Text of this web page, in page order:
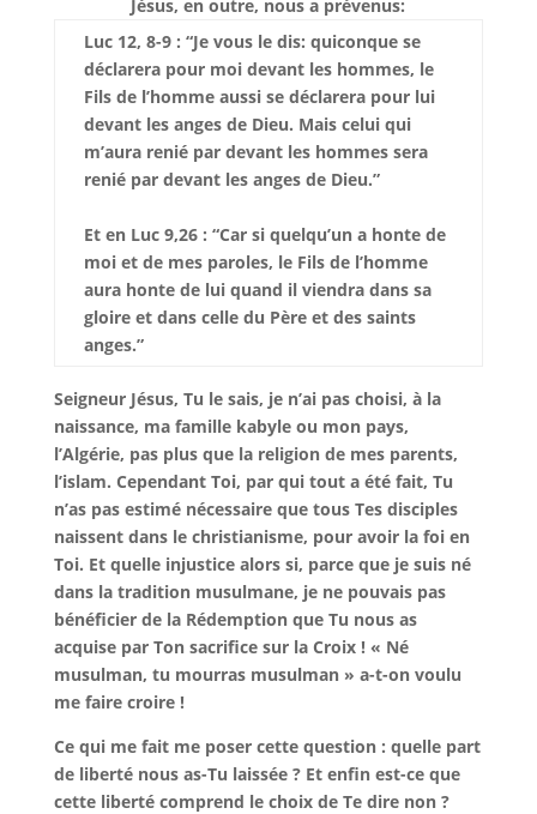
Jésus, en outre, nous a prévenus:
Luc 12, 8-9 : “Je vous le dis: quiconque se
déclarera pour moi devant les hommes, le
Fils de l’homme aussi se déclarera pour lui
devant les anges de Dieu. Mais celui qui
m’aura renié par devant les hommes sera
renié par devant les anges de Dieu.”
Et en Luc 9,26 : “Car si quelqu’un a honte de
moi et de mes paroles, le Fils de l’homme
aura honte de lui quand il viendra dans sa
gloire et dans celle du Père et des saints
anges.”
Seigneur Jésus, Tu le sais, je n’ai pas choisi, à la
naissance, ma famille kabyle ou mon pays,
l’Algérie, pas plus que la religion de mes parents,
l’islam. Cependant Toi, par qui tout a été fait, Tu
n’as pas estimé nécessaire que tous Tes disciples
naissent dans le christianisme, pour avoir la foi en
Toi. Et quelle injustice alors si, parce que je suis né
dans la tradition musulmane, je ne pouvais pas
bénéficier de la Rédemption que Tu nous as
acquise par Ton sacrifice sur la Croix ! « Né
musulman, tu mourras musulman » a-t-on voulu
me faire croire !
Ce qui me fait me poser cette question : quelle part
de liberté nous as-Tu laissée ? Et enfin est-ce que
cette liberté comprend le choix de Te dire non ?